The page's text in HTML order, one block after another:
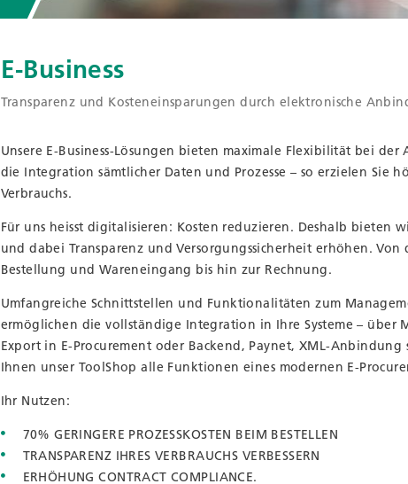
E-Business
Transparenz und Kosteneinsparungen durch elektronische
Unsere E-Business-Lösungen bieten maximale Flexibilität bei
die Integration sämtlicher Daten und Prozesse – so erzielen Sie
Verbrauchs.
Für uns heisst digitalisieren: Kosten reduzieren. Deshalb bieten
und dabei Transparenz und Versorgungssicherheit erhöhen.
Bestellung und Wareneingang bis hin zur Rechnung.
Umfangreiche Schnittstellen und Funktionalitäten zum
ermöglichen die vollständige Integration in Ihre Systeme – über
Export in E-Procurement oder Backend, Paynet, XML-
Ihnen unser ToolShop alle Funktionen eines modernen E-
Ihr Nutzen:
70% GERINGERE PROZESSKOSTEN BEIM BESTELLEN
TRANSPARENZ IHRES VERBRAUCHS VERBESSERN
ERHÖHUNG CONTRACT COMPLIANCE.